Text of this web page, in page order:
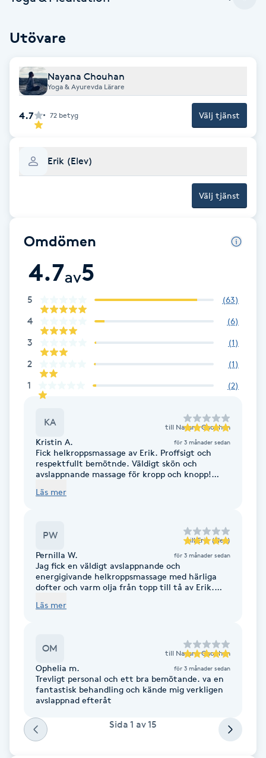
Gellack
Gellack med förstärkning
Gruppträning
Hatha Yoga
Headspa
Healing
Herrklippning
Hollywood Peel
Hot Stone Massage
Hot yoga
Hudföryngring
Hyaluronsyra
Hyperhidros
Hypnos
Utövare
Nayana Chouhan
Yoga & Ayurevda Lärare
4.7 72 betyg Välj tjänst
Erik (Elev)
Välj tjänst
Omdömen
4.7av5
5 (63)
4 (6)
3 (1)
2 (1)
1 (2)
KA till Nayana Chouhan
Kristin A. för 3 månader sedan
Fick helkroppsmassage av Erik. Proffsigt och
respektfullt bemötnde. Väldigt skön och
avslappnande massage för kropp och knopp!
definitivt tillbaka!
Läs mer
PW till Erik (Elev)
Pernilla W. för 3 månader sedan
Jag fick en väldigt avslappnande och
energigivande helkroppsmassage med härliga
dofter och varm olja från topp till tå av Erik.
Läs mer
OM till Nayana Chouhan
Ophelia m. för 3 månader sedan
Trevligt personal och ett bra bemötande. va en
fantastisk behandling och kände mig verkligen
avslappnad efteråt
Sida 1 av15